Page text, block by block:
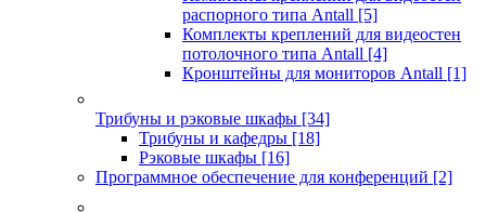
распорного типа Antall [5]
Комплекты креплений для видеостен
потолочного типа Antall [4]
Кронштейны для мониторов Antall [1]
Трибуны и рэковые шкафы [34]
Трибуны и кафедры [18]
Рэковые шкафы [16]
Программное обеспечение для конференций [2]